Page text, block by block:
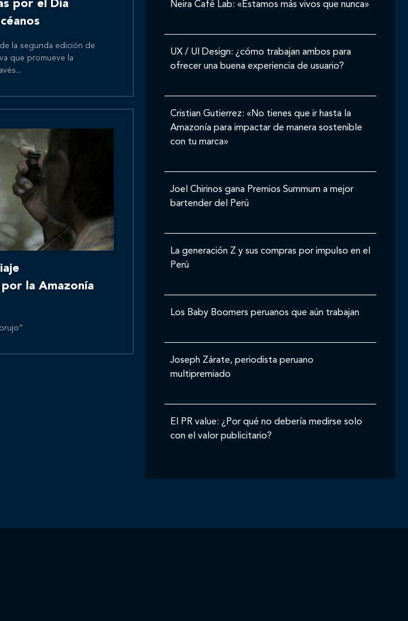
servicios
clientes
por el Día
la segunda edición de
que promueve la
la Amazonía
Neira Café Lab: «Estamos más vivos que nunca»
UX / UI Design: ¿cómo trabajan ambos para
ofrecer una buena experiencia de usuario?
Cristian Gutierrez: «No tienes que ir hasta la
Amazonía para impactar de manera sostenible
con tu marca»
Joel Chirinos gana Premios Summum a mejor
bartender del Perú
La generación Z y sus compras por impulso en el
Perú
Los Baby Boomers peruanos que aún trabajan
Joseph Zárate, periodista peruano
multipremiado
El PR value: ¿Por qué no debería medirse solo
con el valor publicitario?